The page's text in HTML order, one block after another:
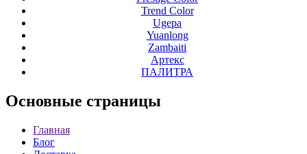
Trend Color
Ugepa
Yuanlong
Zambaiti
Артекс
ПАЛИТРА
Основные страницы
Главная
Блог